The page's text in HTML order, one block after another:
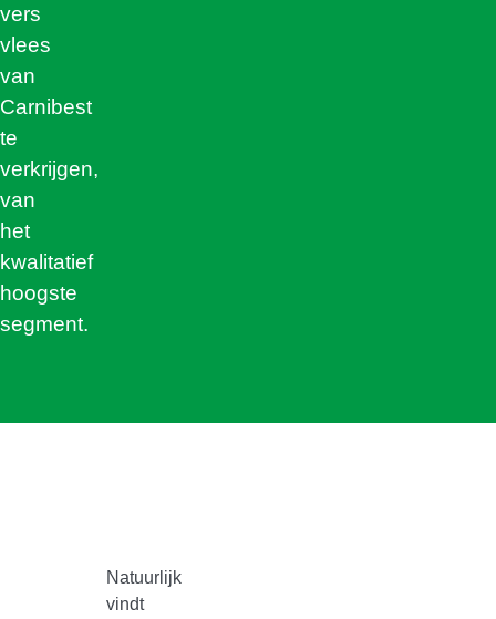
vers
vlees
van
Carnibest
te
verkrijgen,
van
het
kwalitatief
hoogste
segment.
Natuurlijk
vindt